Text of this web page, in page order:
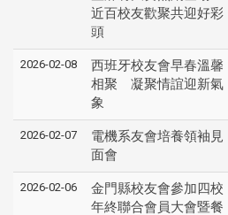
近百校友歡聚共迎好彩
頭
2026-02-08
西班牙校友會早春溫馨
相聚 凝聚情誼迎新氣
象
2026-02-07
電機系友會培養領袖見
面會
2026-02-06
金門縣校友會參加四校
年終聯合會員大會暨餐